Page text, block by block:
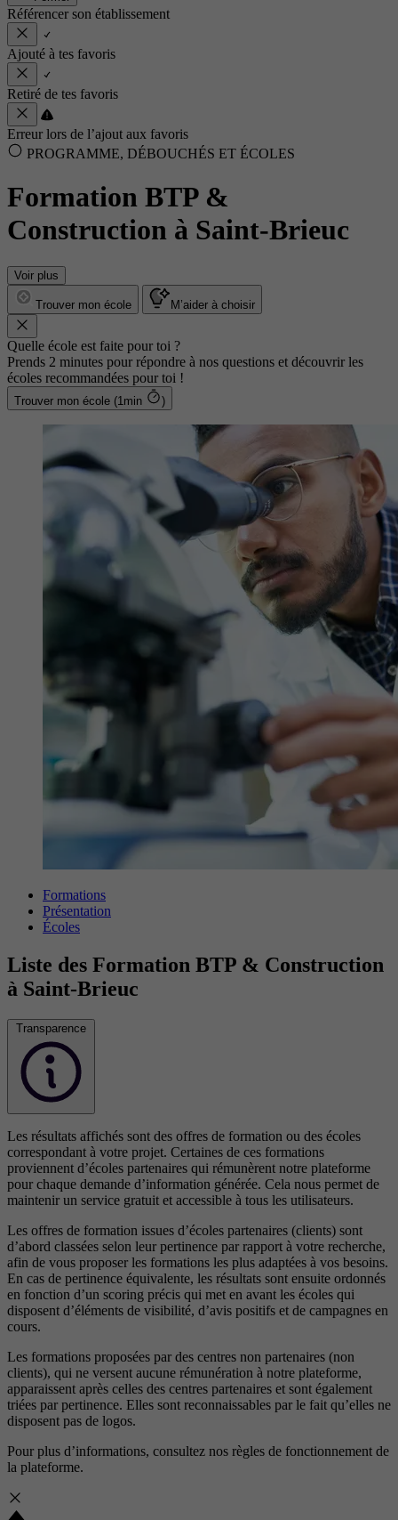
Référencer son établissement
Ajouté à tes favoris
Retiré de tes favoris
Erreur lors de l’ajout aux favoris
PROGRAMME, DÉBOUCHÉS ET ÉCOLES
Formation BTP &
Construction à Saint-Brieuc
Voir plus
Trouver mon école M’aider à choisir
Quelle école est faite pour toi ?
Prends 2 minutes pour répondre à nos questions et découvrir les
écoles recommandées pour toi !
Trouver mon école (1min )
Formations
Présentation
Écoles
Liste des Formation BTP & Construction
à Saint-Brieuc
Transparence
Les résultats affichés sont des offres de formation ou des écoles
correspondant à votre projet. Certaines de ces formations
proviennent d’écoles partenaires qui rémunèrent notre plateforme
pour chaque demande d’information générée. Cela nous permet de
maintenir un service gratuit et accessible à tous les utilisateurs.
Les offres de formation issues d’écoles partenaires (clients) sont
d’abord classées selon leur pertinence par rapport à votre recherche,
afin de vous proposer les formations les plus adaptées à vos besoins.
En cas de pertinence équivalente, les résultats sont ensuite ordonnés
en fonction d’un scoring précis qui met en avant les écoles qui
disposent d’éléments de visibilité, d’avis positifs et de campagnes en
cours.
Les formations proposées par des centres non partenaires (non
clients), qui ne versent aucune rémunération à notre plateforme,
apparaissent après celles des centres partenaires et sont également
triées par pertinence. Elles sont reconnaissables par le fait qu’elles ne
disposent pas de logos.
Pour plus d’informations, consultez nos règles de fonctionnement de
la plateforme.